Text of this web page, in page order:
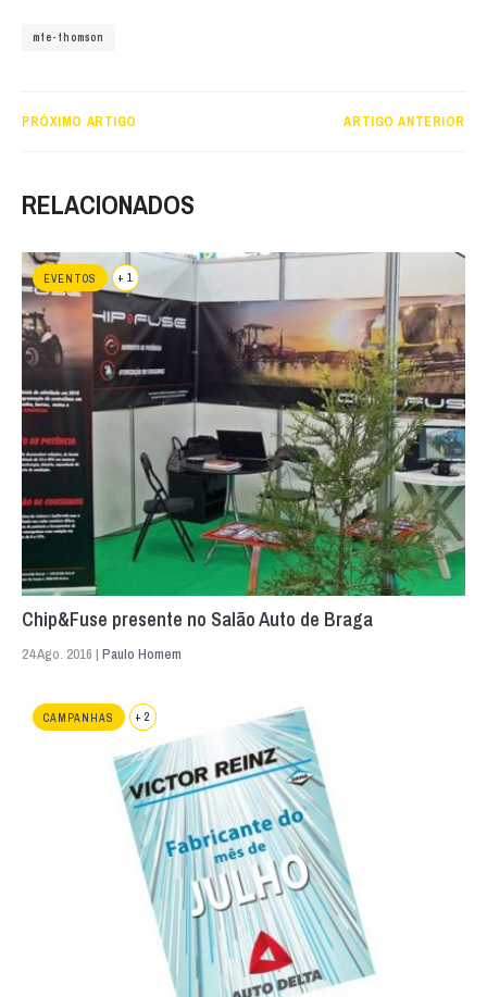
mte-thomson
PRÓXIMO ARTIGO ARTIGO ANTERIOR
RELACIONADOS
EVENTOS + 1
Chip&Fuse presente no Salão Auto de Braga
24 Ago. 2016 | Paulo Homem
CAMPANHAS + 2